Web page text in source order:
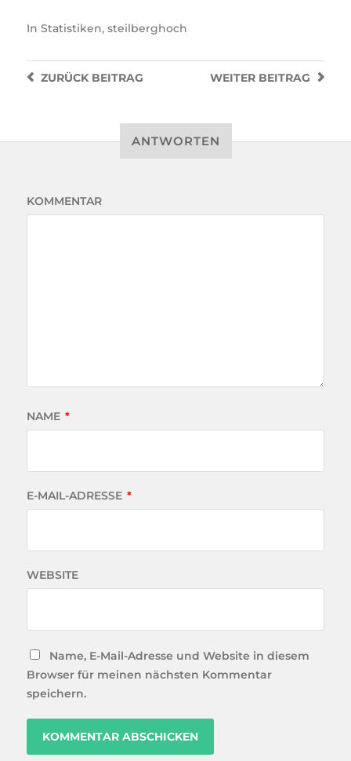
In Statistiken, steilberghoch
WEITER BEITRAG
ZURÜCKBEITRAG
ANTWORTEN
KOMMENTAR
NAME *
E-MAIL-ADRESSE *
WEBSITE
Name, E-Mail-Adresse und Website in diesem
Browser für meinen nächsten Kommentar
speichern.